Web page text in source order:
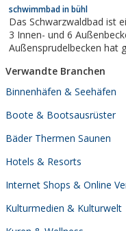
Dann komm in unser
unvergessliche Freizeit
schwimmbad in bühl
Das Schwarzwaldbad ist
3 Innen- und 6
Außensprudelbecken hat
vereint. Für jeden
Verwandte Branchen
Binnenhäfen & Seehäfen
Boote & Bootsausrüster
Bäder Thermen Saunen
Hotels & Resorts
Internet Shops & Online
Kulturmedien & Kulturwelt